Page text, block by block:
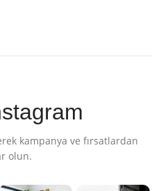
kampanya ve fırsatlardan
olun.